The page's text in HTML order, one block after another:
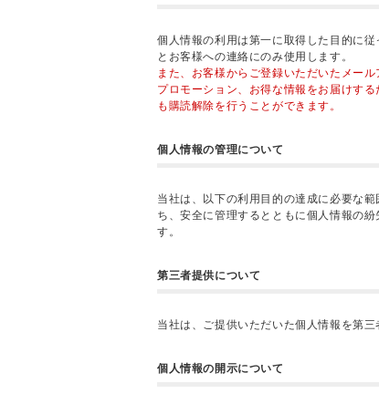
個人情報の利用は第一に取得した目的に
とお客様への連絡にのみ使用します。
また、お客様からご登録いただいたメー
プロモーション、お得な情報をお届けす
も購読解除を行うことができます。
個人情報の管理について
当社は、以下の利用目的の達成に必要な
ち、安全に管理するとともに個人情報の
す。
第三者提供について
当社は、ご提供いただいた個人情報を第三
個人情報の開示について